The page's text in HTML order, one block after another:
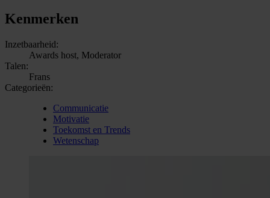
Kenmerken
Inzetbaarheid:
Awards host, Moderator
Talen:
Frans
Categorieën:
Communicatie
Motivatie
Toekomst en Trends
Wetenschap